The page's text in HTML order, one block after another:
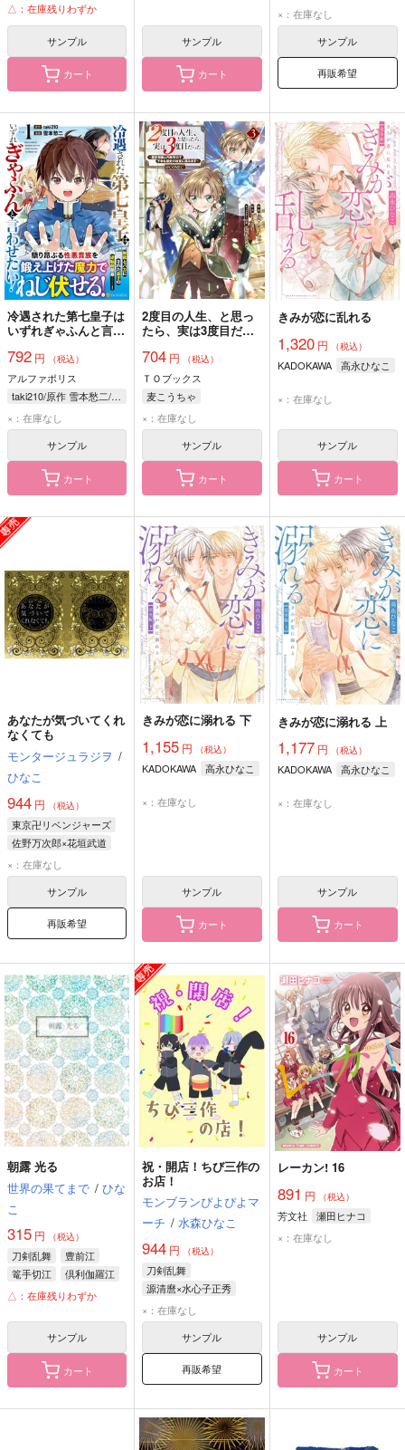
△：在庫残りわずか
サンプル
カート
サンプル
カート
原田左之助
×：在庫なし
サンプル
再販希望
冷遇された第七皇子は
いずれぎゃふんと言わ
792 円 （税込）
アルファポリス
taki210/原作 雪本愁二/漫画 桧野ひなこ/キャラクター原案
×：在庫なし
サンプル
カート
2度目の人生、と思っ
たら、実は3度目だっ
努力で不幸な歴史の改
変に挑みます～
@COMIC 3
704 円 （税込）
ＴＯブックス
麦こうちゃ
×：在庫なし
サンプル
カート
きみが恋に乱れる
1,320円 （税込）
KADOKAWA 高永ひなこ
×：在庫なし
サンプル
カート
あなたが気づいてくれ
なくても
モンタージュラジヲ /
ひなこ
944 円 （税込）
東京卍リベンジャーズ
佐野万次郎×花垣武道
佐野万次郎
×：在庫なし
サンプル
再販希望
きみが恋に溺れる 下
1,155 円 （税込）
KADOKAWA 高永ひなこ
×：在庫なし
サンプル
カート
きみが恋に溺れる 上
1,177円 （税込）
KADOKAWA 高永ひなこ
×：在庫なし
サンプル
カート
朝露 光る
世界の果てまで / ひな
こ
315 円 （税込）
刀剣乱舞
豊前江
篭手切江
倶利伽羅江
△：在庫残りわずか
サンプル
カート
祝・開店！ちび三作の
お店！
モンブランぴよぴよマ
ーチ / 水森ひなこ
944 円 （税込）
刀剣乱舞
源清麿×水心子正秀
水心子正秀
大慶直胤
×：在庫なし
サンプル
再販希望
レーカン! 16
891 円 （税込）
芳文社
瀬田ヒナコ
×：在庫なし
サンプル
カート